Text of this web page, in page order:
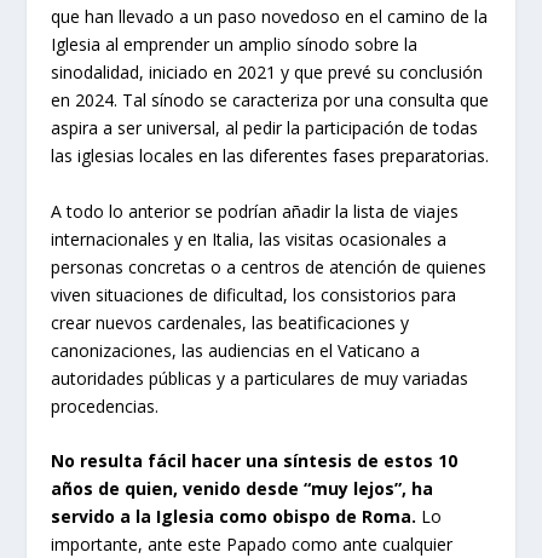
que han llevado a un paso novedoso en el camino de la
Iglesia al emprender un amplio sínodo sobre la
sinodalidad, iniciado en 2021 y que prevé su conclusión
en 2024. Tal sínodo se caracteriza por una consulta que
aspira a ser universal, al pedir la participación de todas
las iglesias locales en las diferentes fases preparatorias.
A todo lo anterior se podrían añadir la lista de viajes
internacionales y en Italia, las visitas ocasionales a
personas concretas o a centros de atención de quienes
viven situaciones de dificultad, los consistorios para
crear nuevos cardenales, las beatificaciones y
canonizaciones, las audiencias en el Vaticano a
autoridades públicas y a particulares de muy variadas
procedencias.
No resulta fácil hacer una síntesis de estos 10
años de quien, venido desde “muy lejos”, ha
servido a la Iglesia como obispo de Roma. Lo
importante, ante este Papado como ante cualquier